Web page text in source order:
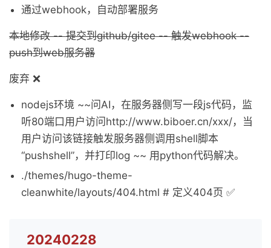
通过webhook，自动部署服务
本地修改 -- 提交到github/gitee -- 触发webhook --
push到web服务器
废弃 ❌
nodejs环境 ~~问AI，在服务器侧写一段js代码，监
听80端口用户访问http://www.biboer.cn/xxx/，当
用户访问该链接触发服务器侧调用shell脚本
“pushshell”，并打印log ~~ 用python代码解决。
./themes/hugo-theme-
cleanwhite/layouts/404.html # 定义404页 ✅
20240228